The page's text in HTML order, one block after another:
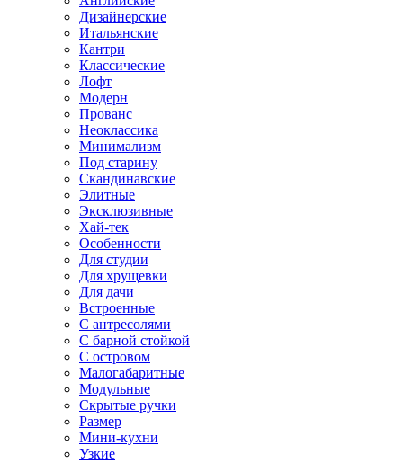
Дизайнерские
Итальянские
Кантри
Классические
Лофт
Модерн
Прованс
Неоклассика
Минимализм
Под старину
Скандинавские
Элитные
Эксклюзивные
Хай-тек
Особенности
Для студии
Для хрущевки
Для дачи
Встроенные
С антресолями
С барной стойкой
С островом
Малогабаритные
Модульные
Скрытые ручки
Размер
Мини-кухни
Узкие